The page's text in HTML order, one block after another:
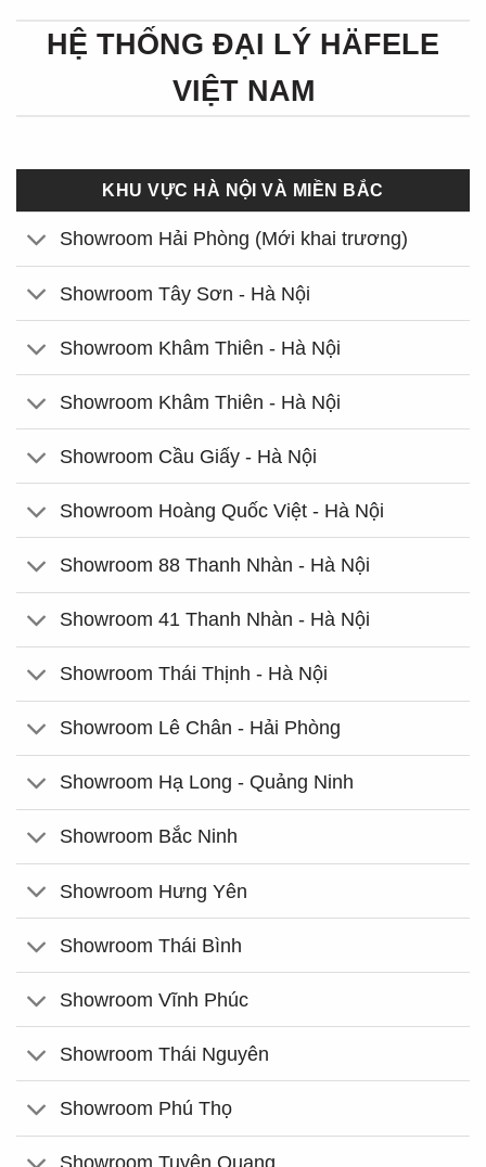
HỆ THỐNG ĐẠI LÝ HÄFELE
VIỆT NAM
KHU VỰC HÀ NỘI VÀ MIỀN BẮC
Showroom Hải Phòng (Mới khai trương)
Showroom Tây Sơn - Hà Nội
Showroom Khâm Thiên - Hà Nội
Showroom Khâm Thiên - Hà Nội
Showroom Cầu Giấy - Hà Nội
Showroom Hoàng Quốc Việt - Hà Nội
Showroom 88 Thanh Nhàn - Hà Nội
Showroom 41 Thanh Nhàn - Hà Nội
Showroom Thái Thịnh - Hà Nội
Showroom Lê Chân - Hải Phòng
Showroom Hạ Long - Quảng Ninh
Showroom Bắc Ninh
Showroom Hưng Yên
Showroom Thái Bình
Showroom Vĩnh Phúc
Showroom Thái Nguyên
Showroom Phú Thọ